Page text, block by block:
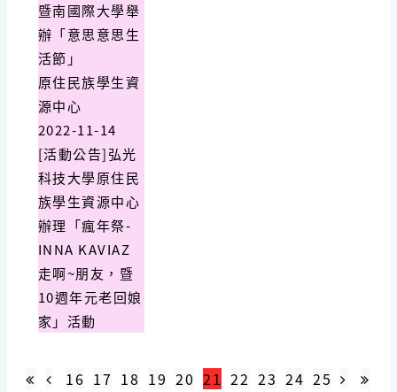
暨南國際大學舉
辦「意思意思生
活節」
原住民族學生資
源中心
2022-11-14
[活動公告]弘光
科技大學原住民
族學生資源中心
辦理「瘋年祭-
INNA KAVIAZ
走啊~朋友，暨
10週年元老回娘
家」活動
16 17 18 19 20 21 22 23 24 25